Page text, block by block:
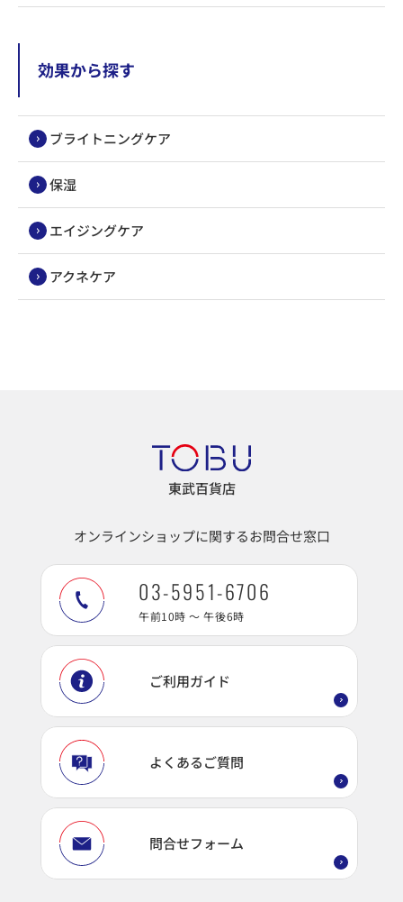
効果から探す
ブライトニングケア
保湿
エイジングケア
アクネケア
東武百貨店
オンラインショップに関するお問合せ窓口
03-5951-6706
午前10時 ～ 午後6時
ご利用ガイド
よくあるご質問
問合せフォーム